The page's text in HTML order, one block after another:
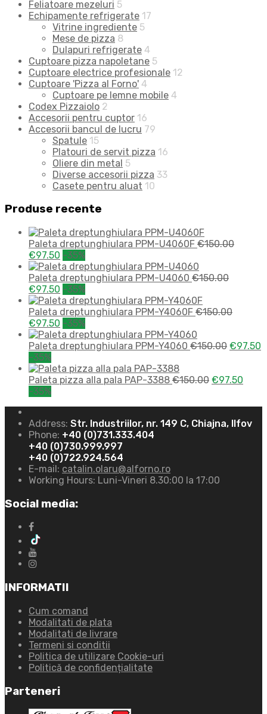
Feliatoare mezeluri 5
Echipamente refrigerate 17
Vitrine ingrediente 5
Mese de pizza 8
Dulapuri refrigerate 4
Cuptoare pizza napoletane 5
Cuptoare electrice profesionale 12
Cuptoare 'Pizza al Forno' 4
Cuptoare pe lemne mobile 4
Codex Pizzaiolo 2
Accesorii pentru cuptor 16
Accesorii bancul de lucru 79
Spatule 15
Platouri de servit pizza 16
Oliere din metal 5
Diverse accesorii pizza 33
Casete pentru aluat 10
Produse recente
Paleta dreptunghiulara PPM-U4060F €150.00
€97.50 -35%
Paleta dreptunghiulara PPM-U4060 €150.00
€97.50 -35%
Paleta dreptunghiulara PPM-Y4060F €150.00
€97.50 -35%
Paleta dreptunghiulara PPM-Y4060 €150.00 €97.50
-35%
Paleta pizza alla pala PAP-3388 €150.00 €97.50
-35%
Address: Str. Industriilor, nr. 149 C, Chiajna, Ilfov
Phone: +40 (0)731.333.404
+40 (0)730.999.997
+40 (0)722.924.564
E-mail: catalin.olaru@alforno.ro
Working Hours: Luni-Vineri 8.30:00 la 17:00
Social media:
INFORMATII
Cum comand
Modalitati de plata
Modalitati de livrare
Termeni si conditii
Politica de utilizare Cookie-uri
Politică de confidențialitate
Parteneri